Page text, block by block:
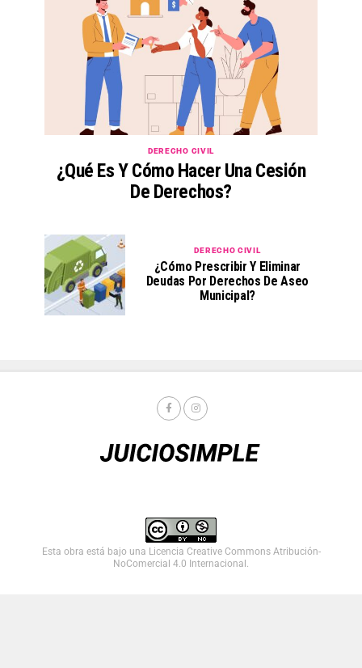
DERECHO CIVIL
¿Qué Es Y Cómo Hacer Una Cesión
De Derechos?
DERECHO CIVIL
¿Cómo Prescribir Y Eliminar
Deudas Por Derechos De Aseo
Municipal?
Esta obra está bajo una Licencia Creative Commons Atribución-
NoComercial 4.0 Internacional